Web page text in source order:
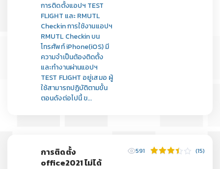
การติดตั้งแอปฯ TEST
FLIGHT และ RMUTL
Checkin การใช้งานแอปฯ
RMUTL Checkin บน
โทรศัพท์ iPhone(iOS) มี
ความจำเป็นต้องติดตั้ง
และทำงานผ่านแอปฯ
TEST FLIGHT อยู่เสมอ ผู้
ใช้สามารถปฏิบัติตามขั้น
ตอนดังต่อไปนี้ ข...
การติดตั้ง
office2021 ไม่ได้
591 (15)